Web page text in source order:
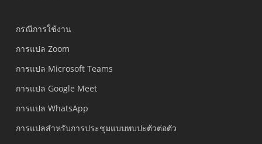
กรณีการใช้งาน
การแปล Zoom
การแปล Microsoft Teams
การแปล Google Meet
การแปล WhatsApp
การแปลสำหรับการประชุมแบบพบปะตัวต่อตัว